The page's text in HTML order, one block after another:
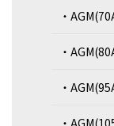
・
・
・
・